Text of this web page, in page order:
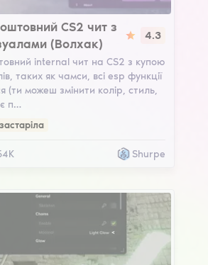
LunaCS2 чит з
(Волхак)
4.3
internal чит на CS2 з купою
таких як чамси, всі esp функції
(ти можеш змінити колір, стиль,
п…
Shurpe